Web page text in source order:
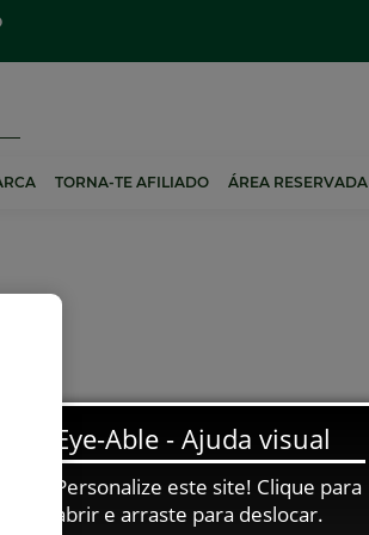
TORNA-TE AFILIADO ÁREA RESERVADA
7 produtos